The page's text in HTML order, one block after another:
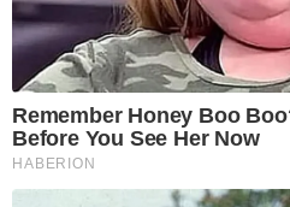
Remember Honey Boo
Before You See Her Now
HABERION